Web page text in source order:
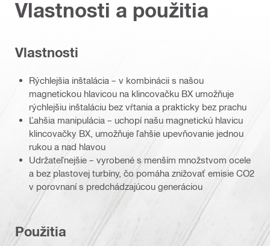
Vlastnosti a použitia
Vlastnosti
Rýchlejšia inštalácia – v kombinácii s našou
magnetickou hlavicou na klincovačku BX umožňuje
rýchlejšiu inštaláciu bez vŕtania a prakticky bez prachu
Ľahšia manipulácia – uchopí našu magnetickú hlavicu
klincovačky BX, umožňuje ľahšie upevňovanie jednou
rukou a nad hlavou
Udržateľnejšie – vyrobené s menším množstvom ocele
a bez plastovej turbíny, čo pomáha znižovať emisie CO2
v porovnaní s predchádzajúcou generáciou
Použitia